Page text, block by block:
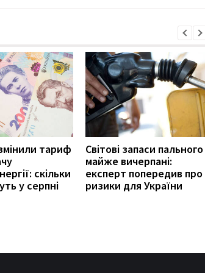
тариф
скільки
у серпні
Світові запаси пального
майже вичерпані:
експерт попередив про
ризики для України